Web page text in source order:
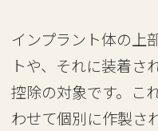
インプラント体の上
トや、それに装着さ
控除の対象です。こ
わせて個別に作製さ